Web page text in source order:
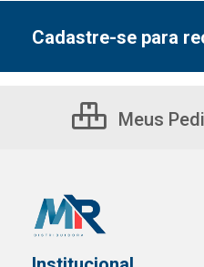
Cadastre-se para
Meus